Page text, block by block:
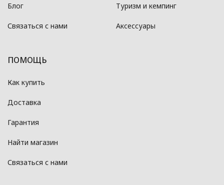
Блог
Связаться с нами
Туризм и кемпинг
Аксессуары
ПОМОЩЬ
Как купить
Доставка
Гарантия
Найти магазин
Связаться с нами